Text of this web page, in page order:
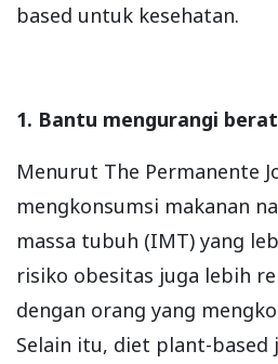
based untuk kesehatan.
1. Bantu mengurangi
Menurut The Permanente
mengkonsumsi makanan
massa tubuh (IMT) yang
risiko obesitas juga lebih
dengan orang yang
Selain itu, diet plant-based